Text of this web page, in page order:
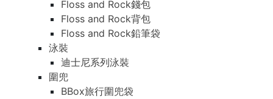
Floss and Rock錢包
Floss and Rock背包
Floss and Rock鉛筆袋
泳裝
迪士尼系列泳裝
圍兜
BBox旅行圍兜袋